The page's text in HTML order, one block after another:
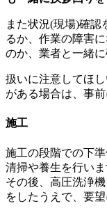
また状況(現場)確認
るか、作業の障害
のか、業者と一緒
扱いに注意してほ
がある場合は、事
施工
施工の段階での下
清掃や養生を行いま
その後、高圧洗浄
をしたうえで、要